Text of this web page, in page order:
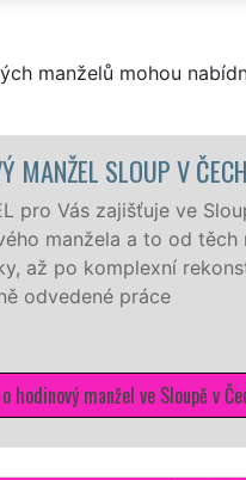
manželů mohou
MANŽEL SLOUP V
pro Vás zajišťuje ve
manžela a to od těch
až po komplexní
odvedené práce
hodinový manžel ve Sloupě v